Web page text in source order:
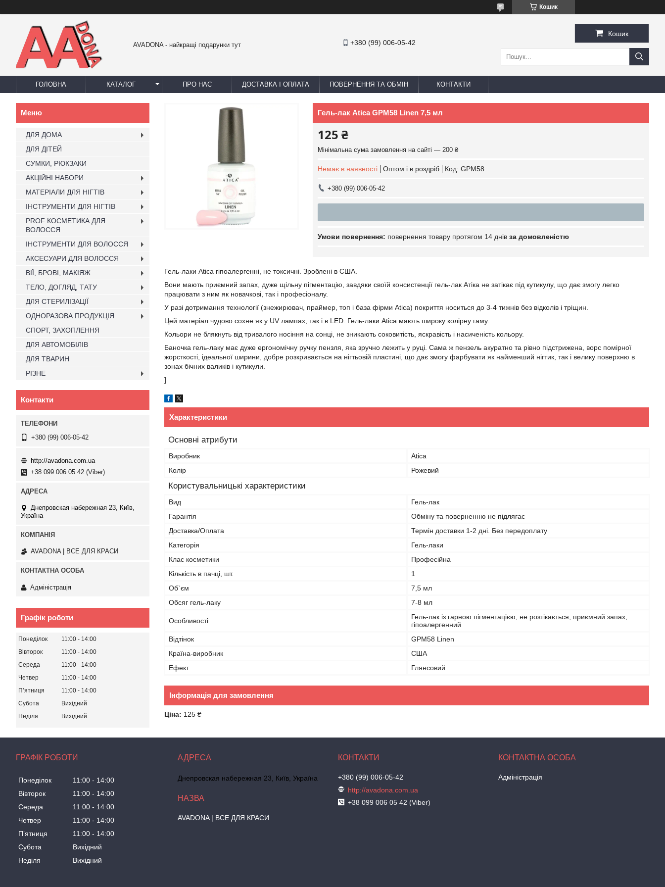
Кошик
AVADONA - найкращі подарунки тут +380 (99) 006-05-42
Кошик
ГОЛОВНА КАТАЛОГ ПРО НАС ДОСТАВКА І ОПЛАТА ПОВЕРНЕННЯ ТА ОБМІН КОНТАКТИ
Гель-лак Atica GPM58 Linen 7,5 мл
125 ₴
Мінімальна сума замовлення на сайті — 200 ₴
Немає в наявності Оптом і в роздріб Код: GPM58
+380 (99) 006-05-42
повернення товару протягом 14 днів за домовленістю
Гель-лаки Atica гіпоалергенні, не токсичні. Зроблені в США.
Вони мають приємний запах, дуже щільну пігментацію, завдяки своїй консистенції гель-лак Атіка не затікає під кутикулу, що дає змогу легко
працювати з ним як новачкові, так і професіоналу.
У разі дотримання технології (знежирювач, праймер, топ і база фірми Atica) покриття носиться до 3-4 тижнів без відколів і тріщин.
Цей матеріал чудово сохне як у UV лампах, так і в LED. Гель-лаки Atica мають широку колірну гаму.
Кольори не блякнуть від тривалого носіння на сонці, не зникають соковитість, яскравість і насиченість кольору.
Баночка гель-лаку має дуже ергономічну ручку пензля, яка зручно лежить у руці. Сама ж пензель акуратно та рівно підстрижена, ворс помірної
жорсткості, ідеальної ширини, добре розкривається на нігтьовій пластині, що дає змогу фарбувати як найменший нігтик, так і велику поверхню в
зонах бічних валиків і кутикули.
]
Характеристики
Основні атрибути
Виробник
Atica
Колір
Рожевий
Користувальницькі характеристики
Вид
Гель-лак
Гарантія
Обміну та поверненню не підлягає
Доставка/Оплата
Термін доставки 1-2 дні. Без передоплату
Категорія
Гель-лаки
Клас косметики
Професійна
Кількість в пачці, шт.
1
Об`єм
7,5 мл
Обсяг гель-лаку
7-8 мл
Особливості
Гель-лак із гарною пігментацією, не розтікається, приємний запах,
гіпоалергенний
Відтінок
GPM58 Linen
Країна-виробник
США
Ефект
Глянсовий
Інформація для замовлення
Ціна: 125 ₴
ДЛЯ ДОМА
ДЛЯ ДІТЕЙ
СУМКИ, РЮКЗАКИ
АКЦІЙНІ НАБОРИ
МАТЕРІАЛИ ДЛЯ НІГТІВ
ІНСТРУМЕНТИ ДЛЯ НІГТІВ
PROF КОСМЕТИКА ДЛЯ
ВОЛОССЯ
ІНСТРУМЕНТИ ДЛЯ ВОЛОССЯ
АКСЕСУАРИ ДЛЯ ВОЛОССЯ
ВІЇ, БРОВІ, МАКІЯЖ
ТЕЛО, ДОГЛЯД, ТАТУ
ДЛЯ СТЕРИЛІЗАЦІЇ
ОДНОРАЗОВА ПРОДУКЦІЯ
СПОРТ, ЗАХОПЛЕННЯ
ДЛЯ АВТОМОБІЛІВ
ДЛЯ ТВАРИН
РІЗНЕ
Контакти
+380 (99) 006-05-42
http://avadona.com.ua
+38 099 006 05 42 (Viber)
Днепровская набережная 23, Київ,
Україна
AVADONA | ВСЕ ДЛЯ КРАСИ
Адміністрація
Графік роботи
Понеділок 11:00
14:00
Вівторок
11:00
14:00
Середа
11:00
14:00
Четвер
11:00
14:00
Пʼятниця
11:00
14:00
Субота
Вихідний
Неділя
Вихідний
ГРАФІК РОБОТИ
Понеділок 11:00
14:00
Вівторок
11:00
14:00
Середа
11:00
14:00
Четвер
11:00
14:00
Пʼятниця
11:00
14:00
Субота
Вихідний
Неділя
Вихідний
Днепровская набережная 23, Київ, Україна
AVADONA | ВСЕ ДЛЯ КРАСИ
+380 (99) 006-05-42
http://avadona.com.ua
+38 099 006 05 42 (Viber)
Адміністрація